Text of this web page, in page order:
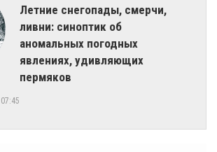
​Летние снегопады, смерчи,
ливни: синоптик об
аномальных погодных
явлениях, удивляющих
пермяков